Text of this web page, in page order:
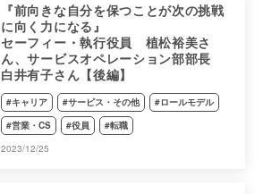
『前向きな自分を保つことが次の挑戦
に向く力になる』
セーフィー・執行役員 植松裕美さ
ん、サービスオペレーション部部長
白井有子さん【後編】
#キャリア #サービス・その他
#ロールモデル
#営業・CS
#役員
#転職
2023/12/25